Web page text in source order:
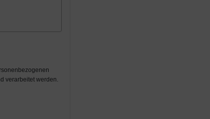
verarbeitet werden.